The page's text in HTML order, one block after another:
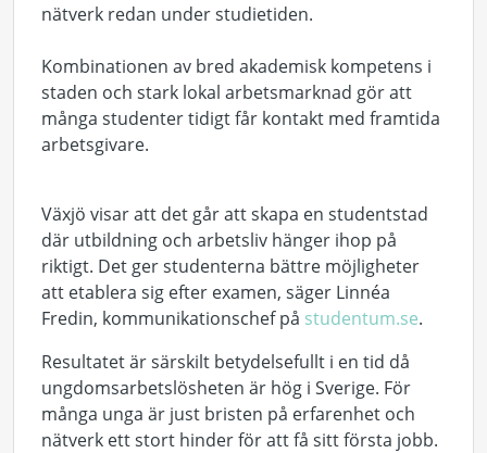
nätverk redan under studietiden.
Kombinationen av bred akademisk kompetens i
staden och stark lokal arbetsmarknad gör att
många studenter tidigt får kontakt med framtida
arbetsgivare.
Växjö visar att det går att skapa en studentstad
där utbildning och arbetsliv hänger ihop på
riktigt. Det ger studenterna bättre möjligheter
att etablera sig efter examen, säger Linnéa
Fredin, kommunikationschef på studentum.se.
Resultatet är särskilt betydelsefullt i en tid då
ungdomsarbetslösheten är hög i Sverige. För
många unga är just bristen på erfarenhet och
nätverk ett stort hinder för att få sitt första jobb.